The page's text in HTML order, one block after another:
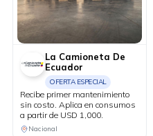
La Camioneta De
Ecuador
OFERTA ESPECIAL
Recibe primer mantenimiento
sin costo. Aplica en consumos
a partir de USD 1,000.
Nacional